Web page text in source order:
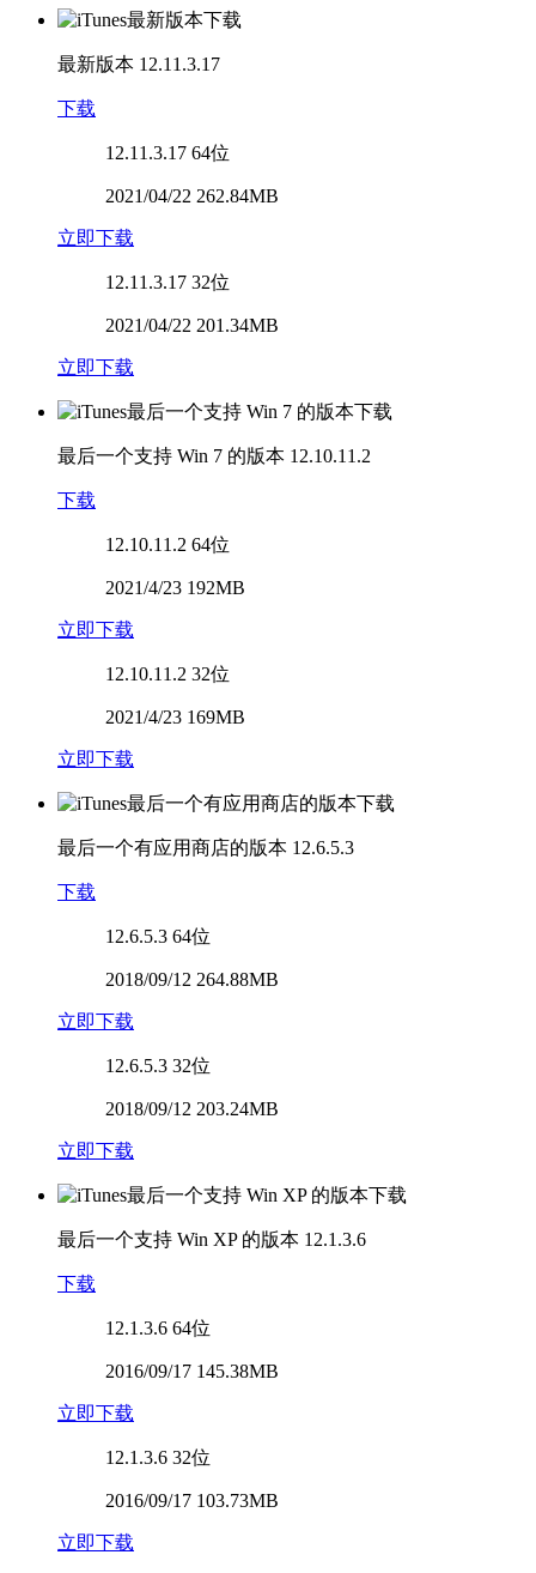
最新版本 12.11.3.17
下载
12.11.3.17 64位
2021/04/22 262.84MB
立即下载
12.11.3.17 32位
2021/04/22 201.34MB
立即下载
最后一个支持 Win 7 的版本 12.10.11.2
下载
12.10.11.2 64位
2021/4/23 192MB
立即下载
12.10.11.2 32位
2021/4/23 169MB
立即下载
最后一个有应用商店的版本 12.6.5.3
下载
12.6.5.3 64位
2018/09/12 264.88MB
立即下载
12.6.5.3 32位
2018/09/12 203.24MB
立即下载
最后一个支持 Win XP 的版本 12.1.3.6
下载
12.1.3.6 64位
2016/09/17 145.38MB
立即下载
12.1.3.6 32位
2016/09/17 103.73MB
立即下载